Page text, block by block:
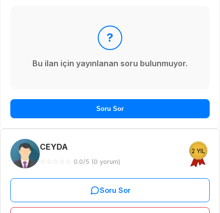
?
Bu ilan için yayınlanan soru bulunmuyor.
Soru Sor
CEYDA
☆ ☆ ☆ ☆ ☆ 0.0/5 (0 yorum)
2 YIL
Soru Sor